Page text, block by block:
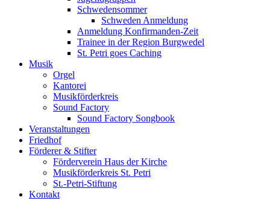
Schwedensommer
Schweden Anmeldung
Anmeldung Konfirmanden-Zeit
Trainee in der Region Burgwedel
St. Petri goes Caching
Musik
Orgel
Kantorei
Musikförderkreis
Sound Factory
Sound Factory Songbook
Veranstaltungen
Friedhof
Förderer & Stifter
Förderverein Haus der Kirche
Musikförderkreis St. Petri
St.-Petri-Stiftung
Kontakt